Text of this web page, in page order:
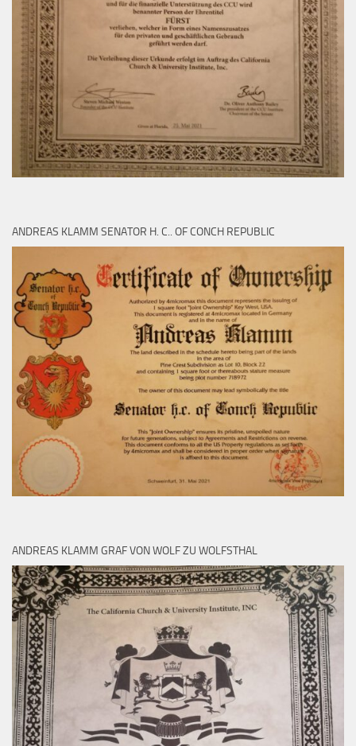
ANDREAS KLAMM SENATOR H. C.. OF CONCH REPUBLIC
ANDREAS KLAMM GRAF VON WOLF ZU WOLFSTHAL